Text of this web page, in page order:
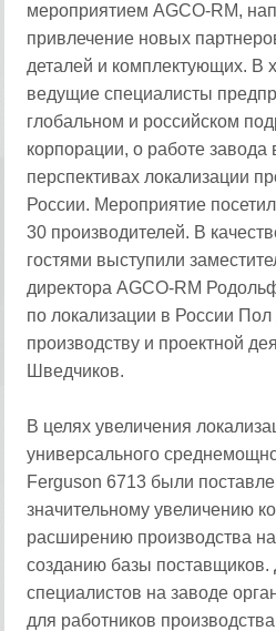
мероприятием AGCO-RM,
привлечение новых
деталей и комплектующих. В
ведущие специалисты
глобальном и российском
корпорации, о работе
перспективах локализации
России. Мероприятие
30 производителей. В
гостями выступили
директора AGCO-RM
по локализации в России Пол
производству и проектной
Шведчиков.
В целях увеличения
универсального
Ferguson 6713 были
значительному увеличению
расширению производства
созданию базы поставщиков.
специалистов на заводе
для работников